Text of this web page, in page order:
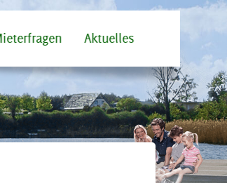
Aktuelles